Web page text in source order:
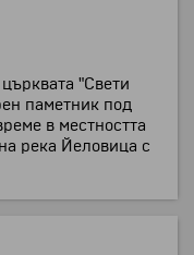
"Свети
паметник под
в местността
река Йеловица с